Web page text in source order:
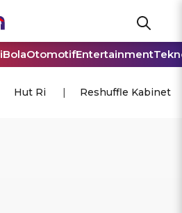
BolaOtomotifEntertainment
Hut Ri Reshuffle Kabinet